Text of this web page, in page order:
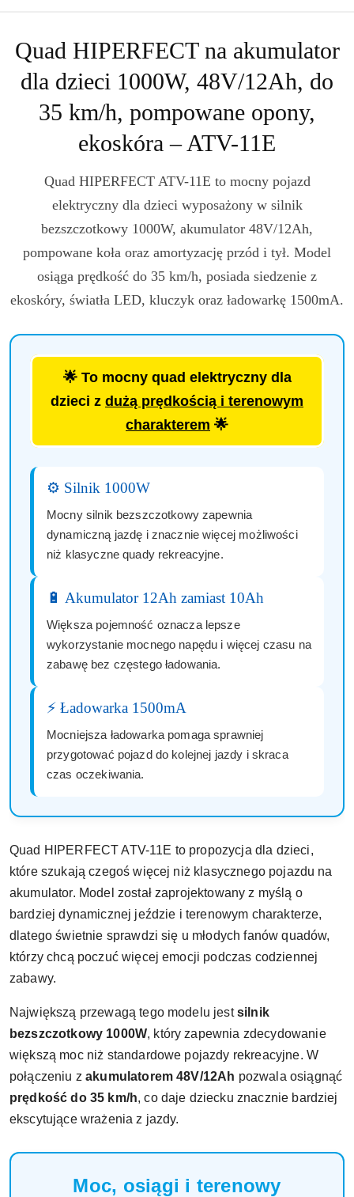
Quad HIPERFECT na akumulator
dla dzieci 1000W, 48V/12Ah, do
35 km/h, pompowane opony,
ekoskóra – ATV-11E
Quad HIPERFECT ATV-11E to mocny pojazd
elektryczny dla dzieci wyposażony w silnik
bezszczotkowy 1000W, akumulator 48V/12Ah,
pompowane koła oraz amortyzację przód i tył. Model
osiąga prędkość do 35 km/h, posiada siedzenie z
ekoskóry, światła LED, kluczyk oraz ładowarkę 1500mA.
🌟 To mocny quad elektryczny dla
dzieci z dużą prędkością i terenowym
charakterem 🌟
⚙️ Silnik 1000W
Mocny silnik bezszczotkowy zapewnia
dynamiczną jazdę i znacznie więcej możliwości
niż klasyczne quady rekreacyjne.
🔋 Akumulator 12Ah zamiast 10Ah
Większa pojemność oznacza lepsze
wykorzystanie mocnego napędu i więcej czasu na
zabawę bez częstego ładowania.
⚡ Ładowarka 1500mA
Mocniejsza ładowarka pomaga sprawniej
przygotować pojazd do kolejnej jazdy i skraca
czas oczekiwania.
Quad HIPERFECT ATV-11E to propozycja dla dzieci,
które szukają czegoś więcej niż klasycznego pojazdu na
akumulator. Model został zaprojektowany z myślą o
bardziej dynamicznej jeździe i terenowym charakterze,
dlatego świetnie sprawdzi się u młodych fanów quadów,
którzy chcą poczuć więcej emocji podczas codziennej
zabawy.
Największą przewagą tego modelu jestsilnik
bezszczotkowy 1000W, który zapewnia zdecydowanie
większą moc niż standardowe pojazdy rekreacyjne. W
połączeniu zakumulatorem 48V/12Ah pozwala osiągnąć
prędkość do 35 km/h, co daje dziecku znacznie bardziej
ekscytujące wrażenia z jazdy.
Moc, osiągi i terenowy